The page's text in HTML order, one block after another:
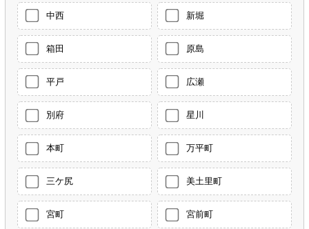
中西 新堀
箱田 原島
平戸 広瀬
別府 星川
本町 万平町
三ケ尻 美土里町
宮町 宮前町